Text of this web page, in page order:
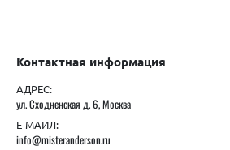
Контактная информация
АДРЕС:
ул. Сходненская д. 6, Москва
Е-МАИЛ:
info@misteranderson.ru